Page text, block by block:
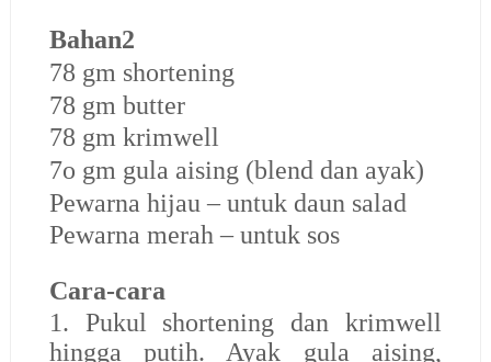
Bahan2
78 gm shortening
78 gm butter
78 gm krimwell
7o gm gula aising (blend dan ayak)
Pewarna hijau – untuk daun salad
Pewarna merah – untuk sos
Cara-cara
1. Pukul shortening dan krimwell
hingga putih. Ayak gula aising,